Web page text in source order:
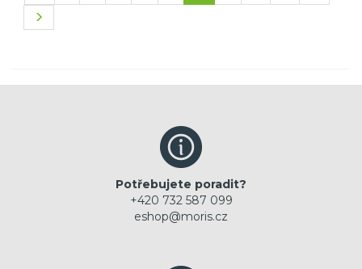
Potřebujete poradit?
+420 732 587 099
eshop@moris.cz